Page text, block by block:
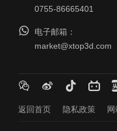
0755-86665401
电子邮箱：
market@xtop3d.com
返回首页 隐私政策